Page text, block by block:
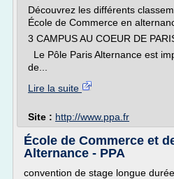
Découvrez les différents
École de Commerce en
3 CAMPUS AU COEUR DE
Le Pôle Paris Alternance est
de...
Lire la suite
Site : http://www.ppa.fr
École de Commerce et
Alternance - PPA
convention de stage longue durée